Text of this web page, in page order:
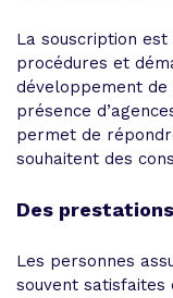
La souscription
procédures et
développement
présence
permet de
souhaitent des
Des
Les personnes
souvent